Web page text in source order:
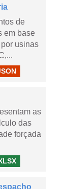
de
em base
usinas
as
das
forçada